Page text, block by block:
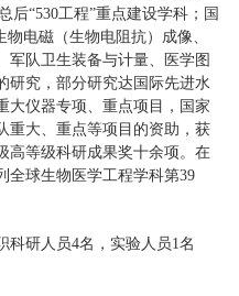
后“530工程”重点建设学科；国
电磁（生物电阻抗）成像、
军队卫生装备与计量、医学图
研究，部分研究达国际先进水
大仪器专项、重点项目，国家
重大、重点等项目的资助，获
高等级科研成果奖十余项。在
全球生物医学工程学科第39
科研人员4名，实验人员1名